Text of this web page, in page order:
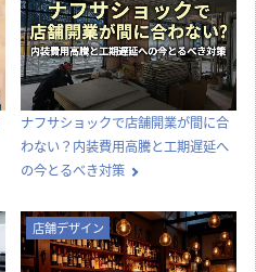
ナフサショックで店舗開業が間に合
わない？内装費用高騰と工期遅延へ
の今とるべき対策
店舗デザイン